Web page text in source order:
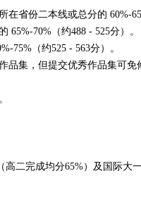
省份二本线或总分的 60%-
65%-70%（约488 - 525分）。
75%（约525 - 563分）。
集，但提交优秀作品集可免
二完成均分65%）及国际大